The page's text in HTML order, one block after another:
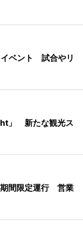
イベント 試合やリ
」 新たな観光ス
期間限定運行 営業